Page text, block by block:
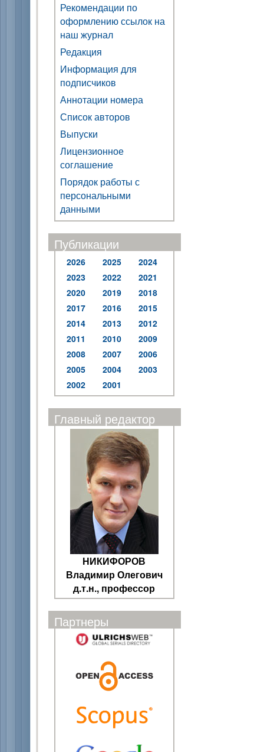
Рекомендации по
оформлению ссылок на
наш журнал
Редакция
Информация для
подписчиков
Аннотации номера
Список авторов
Выпуски
Лицензионное
соглашение
Порядок работы с
персональными
данными
Публикации
2026 2025
2024
2023
2022
2021
2020
2019
2018
2017
2016
2015
2014
2013
2012
2011
2010
2009
2008
2007
2006
2005
2004
2003
2002
2001
Главный редактор
НИКИФОРОВ
Владимир Олегович
д.т.н., профессор
Партнеры